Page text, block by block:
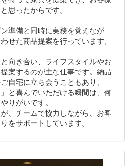
思ったからです。
準備と同時に実務を覚えなが
せた商品提案を行っています。
向き合い、ライフスタイルやお
案するのが主な仕事です。納品
自宅に立ち会うこともあり、
」と喜んでいただける瞬間は、何
りがいです。
、チームで協力しながら、お客
をサポートしています。